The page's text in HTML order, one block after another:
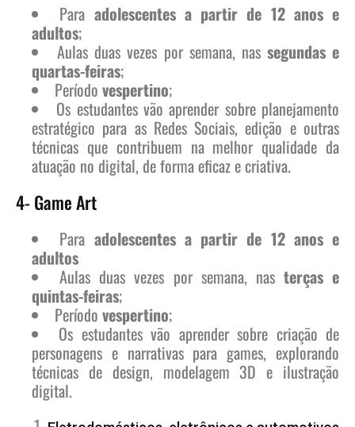
Para adolescentes a partir de 12 anos e
adultos;
Aulas duas vezes por semana, nas segundas e
quartas-feiras;
Período vespertino;
Os estudantes vão aprender sobre planejamento
estratégico para as Redes Sociais, edição e outras
técnicas que contribuem na melhor qualidade da
atuação no digital, de forma eficaz e criativa.
4- Game Art
Para adolescentes a partir de 12 anos e
adultos
Aulas duas vezes por semana, nas terças e
quintas-feiras;
Período vespertino;
Os estudantes vão aprender sobre criação de
personagens e narrativas para games, explorando
técnicas de design, modelagem 3D e ilustração
digital.